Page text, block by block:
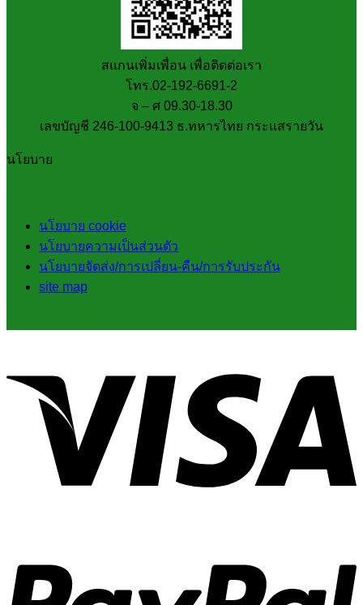
สแกนเพิ่มเพื่อน เพื่อติดต่อเรา
โทร.02-192-6691-2
จ – ศ 09.30-18.30
เลขบัญชี 246-100-9413 ธ.ทหารไทย กระแสรายวัน
นโยบาย
นโยบาย cookie
นโยบายความเป็นส่วนตัว
นโยบายจัดส่ง/การเปลี่ยน-คืน/การรับประกัน
site map